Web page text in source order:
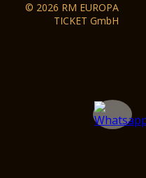
© 2026 RM EUROPA
TICKET GmbH